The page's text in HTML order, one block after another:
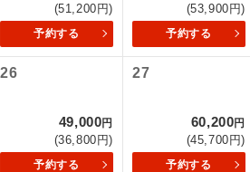
(51,200円)
予約する
(53,900円)
予約する
26
49,000円
(36,800円)
予約する
27
60,200円
(45,700円)
予約する
となります。
済をしていただき、決済手続き完了
ルセンター及びカウンターでのお申
に登録されている文化遺産や自然遺
ットに立ち寄るコースです。
も宿泊するコースです。
テルに露天風呂が付いています。